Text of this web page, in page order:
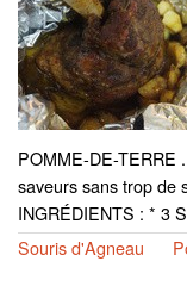
POMME-DE-TERRE
saveurs sans trop de
INGRÉDIENTS : * 3
Souris d'Agneau